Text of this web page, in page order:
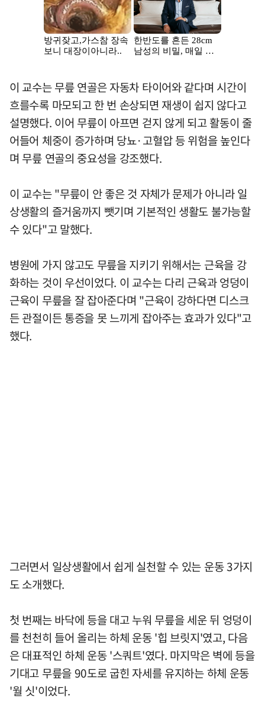
이 교수는 무릎 연골은 자동차 타이어와 같다며 시간이
흐를수록 마모되고 한 번 손상되면 재생이 쉽지 않다고
설명했다. 이어 무릎이 아프면 걷지 않게 되고 활동이 줄
어들어 체중이 증가하며 당뇨·고혈압 등 위험을 높인다
며 무릎 연골의 중요성을 강조했다.
이 교수는 "무릎이 안 좋은 것 자체가 문제가 아니라 일
상생활의 즐거움까지 뺏기며 기본적인 생활도 불가능할
수 있다"고 말했다.
병원에 가지 않고도 무릎을 지키기 위해서는 근육을 강
화하는 것이 우선이었다. 이 교수는 다리 근육과 엉덩이
근육이 무릎을 잘 잡아준다며 "근육이 강하다면 디스크
든 관절이든 통증을 못 느끼게 잡아주는 효과가 있다"고
했다.
그러면서 일상생활에서 쉽게 실천할 수 있는 운동 3가지
도 소개했다.
첫 번째는 바닥에 등을 대고 누워 무릎을 세운 뒤 엉덩이
를 천천히 들어 올리는 하체 운동 '힙 브릿지'였고, 다음
은 대표적인 하체 운동 '스쿼트'였다. 마지막은 벽에 등을
기대고 무릎을 90도로 굽힌 자세를 유지하는 하체 운동
'월 싯'이었다.